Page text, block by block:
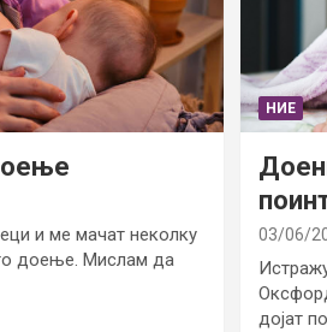
и ме мачат неколку
доење. Мислам да
НИЕ
03/06/
дојат